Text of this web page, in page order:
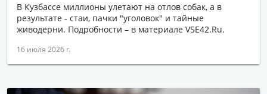
В Кузбассе миллионы улетают на отлов собак, а в
результате - стаи, пачки "уголовок" и тайные
живодерни. Подробности – в материале VSE42.Ru.
16 июля 2026 г.